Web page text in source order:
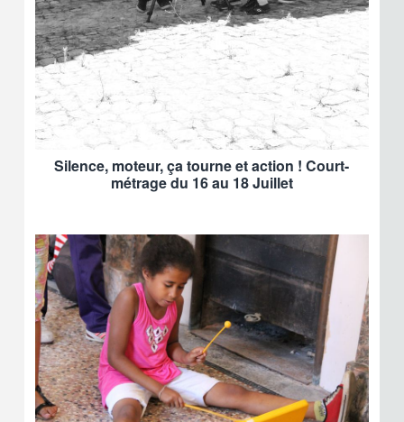
Silence, moteur, ça tourne et action ! Court-
métrage du 16 au 18 Juillet